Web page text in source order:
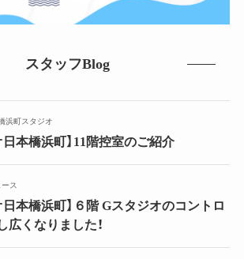
スタッフBlog
浜町スタジオ
日本橋浜町】11階控室のご紹介
ース
日本橋浜町】６階 Gスタジオのコントロ
広くなりました！